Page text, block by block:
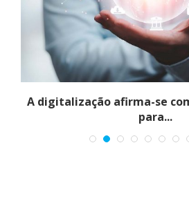
A digitalização afirma-se
para...